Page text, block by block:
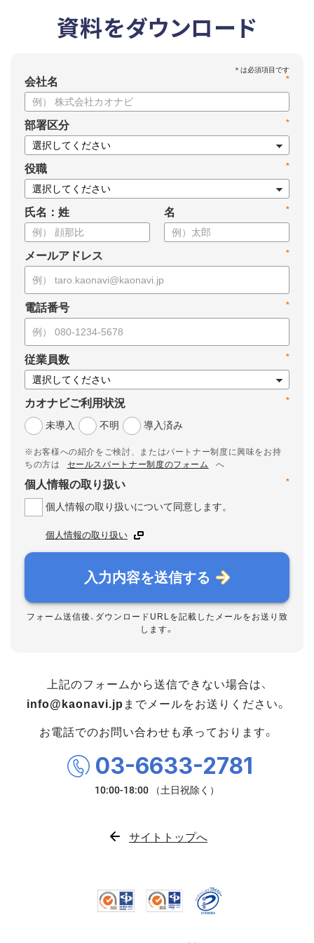
資料をダウンロード
*
会社名
*
部署区分
*
役職
氏名：姓 *
名
*
メールアドレス
*
電話番号
*
従業員数
*
カオナビご利用状況
未導入
不明 導入済み
※お客様への紹介をご検討、またはパートナー制度に興味をお持
ちの方は
セールスパートナー制度のフォーム
へ
*
個人情報の取り扱い
個人情報の取り扱いについて同意します。
個人情報の取り扱い
入力内容を送信する
フォーム送信後、ダウンロードURLを記載したメールをお送り致
します。
上記のフォームから送信できない場合は、
info@kaonavi.jp までメールをお送りください。
お電話でのお問い合わせも承っております。
03-6633-2781
サイトトップへ